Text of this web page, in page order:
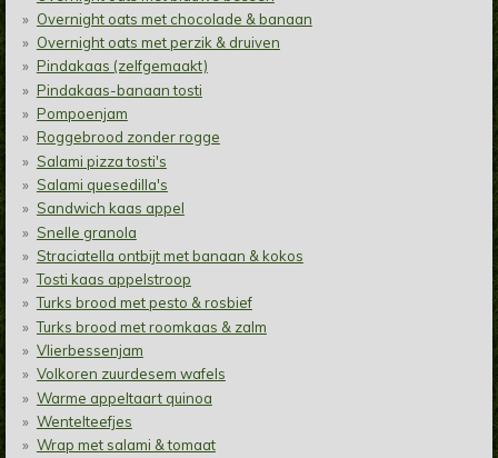
Overnight oats met chocolade & banaan
Overnight oats met perzik & druiven
Pindakaas (zelfgemaakt)
Pindakaas-banaan tosti
Pompoenjam
Roggebrood zonder rogge
Salami pizza tosti's
Salami quesedilla's
Sandwich kaas appel
Snelle granola
Straciatella ontbijt met banaan & kokos
Tosti kaas appelstroop
Turks brood met pesto & rosbief
Turks brood met roomkaas & zalm
Vlierbessenjam
Volkoren zuurdesem wafels
Warme appeltaart quinoa
Wentelteefjes
Wrap met salami & tomaat